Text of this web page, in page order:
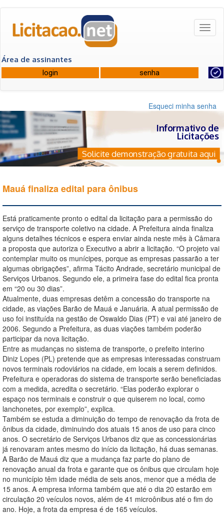
Área de assinantes
Esqueci minha senha
Informativo de
Licitações
Solicite demonstração gratuita aqui
Mauá finaliza edital para ônibus
Está praticamente pronto o edital da licitação para a permissão do
serviço de transporte coletivo na cidade. A Prefeitura ainda finaliza
alguns detalhes técnicos e espera enviar ainda neste mês à Câmara
a proposta que autoriza o Executivo a abrir a licitação. “O projeto vai
contemplar muito os munícipes, porque as empresas passarão a ter
algumas obrigações”, afirma Tácito Andrade, secretário municipal de
Serviços Urbanos. Segundo ele, a primeira fase do edital fica pronta
em “20 ou 30 dias”.
Atualmente, duas empresas detêm a concessão do transporte na
cidade, as viações Barão de Mauá e Januária. A atual permissão de
uso foi instituída na gestão de Oswaldo Dias (PT) e vai até janeiro de
2006. Segundo a Prefeitura, as duas viações também poderão
participar da nova licitação.
Entre as mudanças no sistema de transporte, o prefeito interino
Diniz Lopes (PL) pretende que as empresas interessadas construam
novos terminais rodoviários na cidade, em locais a serem definidos.
Prefeitura e operadoras do sistema de transporte serão beneficiadas
com a medida, acredita o secretário. “Elas poderão explorar o
espaço nos terminais e construir o que quiserem no local, como
lanchonetes, por exemplo”, explica.
Também se estuda a diminuição do tempo de renovação da frota de
ônibus da cidade, diminuindo dos atuais 15 anos de uso para cinco
anos. O secretário de Serviços Urbanos diz que as concessionárias
já renovaram antes mesmo do início da licitação, há duas semanas.
A Barão de Mauá diz que a mudança faz parte do plano de
renovação anual da frota e garante que os ônibus que circulam hoje
no município têm idade média de seis anos, menor que a média de
15 anos. A empresa informa também que até o dia 20 estarão em
circulação 20 veículos novos, além de 41 microônibus até o fim do
ano. Hoje, a frota da empresa é de 165 veículos.